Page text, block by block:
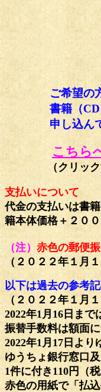
複数冊御注文
異なる本と
『十三番目の
同時注文の
ご希望の方は
書籍（CD、
申し込んで
こちら
（クリッ
支払いについて
代金の支払いは書
籍本体価格＋２０
（注） 赤色の郵便
（２０２２年１月
以下は過去の参考
（２０２２年１月
2022年1月16日まで
振替手数料は額面
2022年1月17日より
ゆうちょ銀行窓口
1件に付き110円（
赤色の用紙で「払